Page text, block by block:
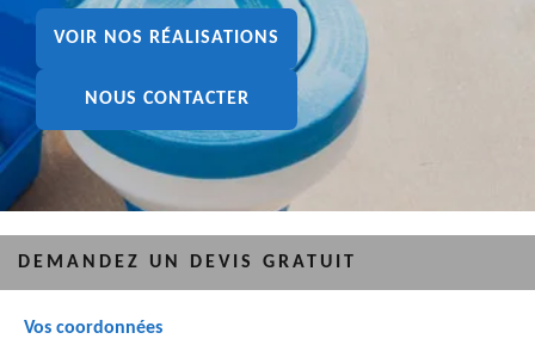
VOIR NOS RÉALISATIONS
NOUS CONTACTER
DEMANDEZ UN DEVIS GRATUIT
Vos coordonnées